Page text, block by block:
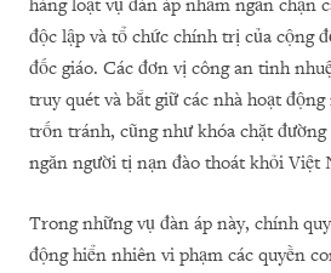
hàng loạt vụ đàn áp nhằm ngăn chặn
độc lập và tổ chức chính trị của cộng
đốc giáo. Các đơn vị công an tinh
truy quét và bắt giữ các nhà hoạt
trốn tránh, cũng như khóa chặt
ngăn người tị nạn đào thoát khỏi Việt
Trong những vụ đàn áp này, chính
động hiển nhiên vi phạm các quyền